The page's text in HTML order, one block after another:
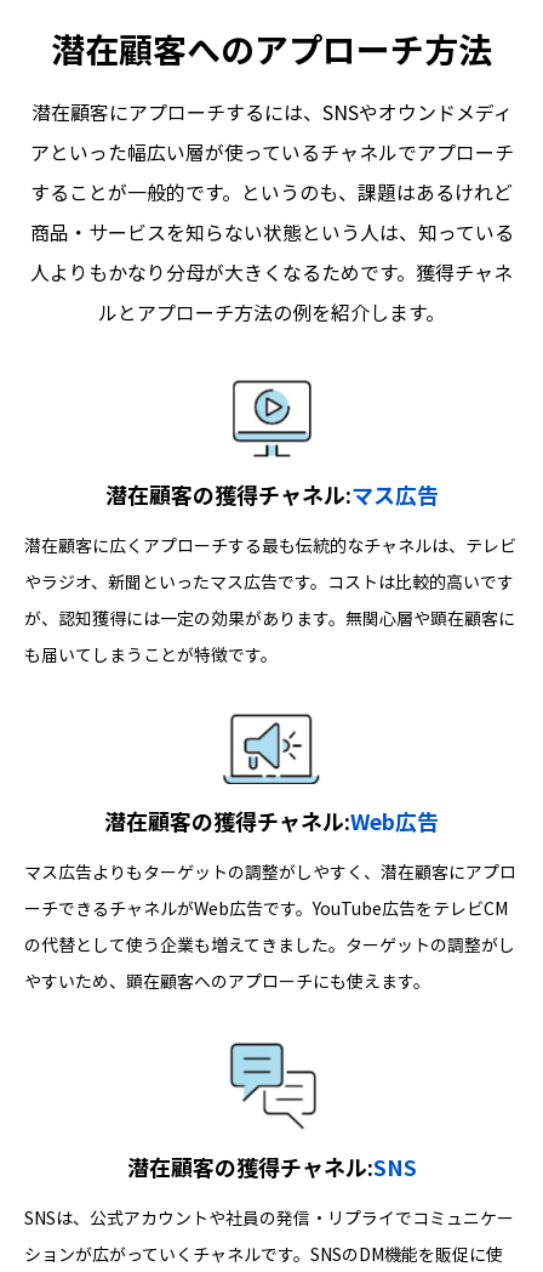
潜在顧客へのアプローチ方法
潜在顧客にアプローチするには、SNSやオウンドメディ
アといった幅広い層が使っているチャネルでアプローチ
することが一般的です。というのも、課題はあるけれど
商品・サービスを知らない状態という人は、知っている
人よりもかなり分母が大きくなるためです。獲得チャネ
ルとアプローチ方法の例を紹介します。
潜在顧客の獲得チャネル:マス広告
潜在顧客に広くアプローチする最も伝統的なチャネルは、テレビ
やラジオ、新聞といったマス広告です。コストは比較的高いです
が、認知獲得には一定の効果があります。無関心層や顕在顧客に
も届いてしまうことが特徴です。
潜在顧客の獲得チャネル:Web広告
マス広告よりもターゲットの調整がしやすく、潜在顧客にアプロ
ーチできるチャネルがWeb広告です。YouTube広告をテレビCM
の代替として使う企業も増えてきました。ターゲットの調整がし
やすいため、顕在顧客へのアプローチにも使えます。
潜在顧客の獲得チャネル:SNS
SNSは、公式アカウントや社員の発信・リプライでコミュニケー
ションが広がっていくチャネルです。SNSのDM機能を販促に使